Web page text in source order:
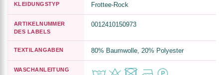
KLEIDUNGSTYP Frottee-Rock
ARTIKELNUMMER
DES LABELS
0012410150973
TEXTILANGABEN 80% Baumwolle, 20% Polyester
WASCHANLEITUNG